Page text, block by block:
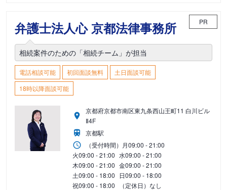
弁護士法人心 京都法律事務所 PR
相続案件のための「相続チーム」が担当
電話相談可能 初回面談無料
土日面談可能
18時以降面談可能
京都府京都市南区東九条西山王町11 白川ビル
Ⅱ4F
京都駅
（受付時間） 月09:00 - 21:00
火09:00 - 21:00 水09:00 - 21:00
木09:00 - 21:00 金09:00 - 21:00
土09:00 - 18:00 日09:00 - 18:00
祝09:00 - 18:00 （定休日）なし